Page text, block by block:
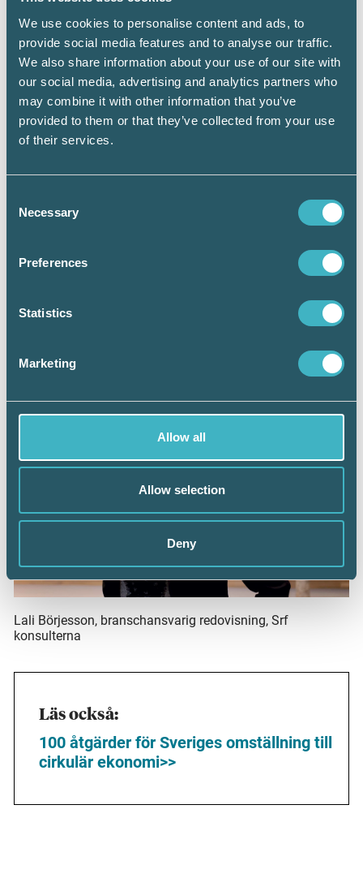
We use cookies to personalise content and ads, to
provide social media features and to analyse our traffic.
We also share information about your use of our site with
our social media, advertising and analytics partners who
may combine it with other information that you’ve
provided to them or that they’ve collected from your use
of their services.
Selection
Necessary
Preferences
Statistics
Marketing
Allow all
Allow selection
Deny
möten och andra aktiviteter. Och apropå
papper jobbar vi även med frågan hur vi på
bästa sätt ska tillhandahålla kursmaterial,
tidningar och böcker resurseffektivt, säger
hon.
Men hållbarhetsfrågor är bredare än att bara
handla om sådant som är kopplat till miljö:
miljömässiga, så är vårt arbete med att lobba
för auktorisation och kvalitetssäkring en
och antikorruption som vi jobbar med är också
klimatmässiga hållbarheten som är i fokus så
kan de flesta frågor vi arbetar kontinuerligt
näringsliv, ett hållbart yrkesliv och en hållbar
värld i stort, säger Lali Börjesson.
Lali Börjesson, branschansvarig redovisning, Srf
konsulterna
Läs också:
100 åtgärder för Sveriges omställning till
cirkulär ekonomi>>